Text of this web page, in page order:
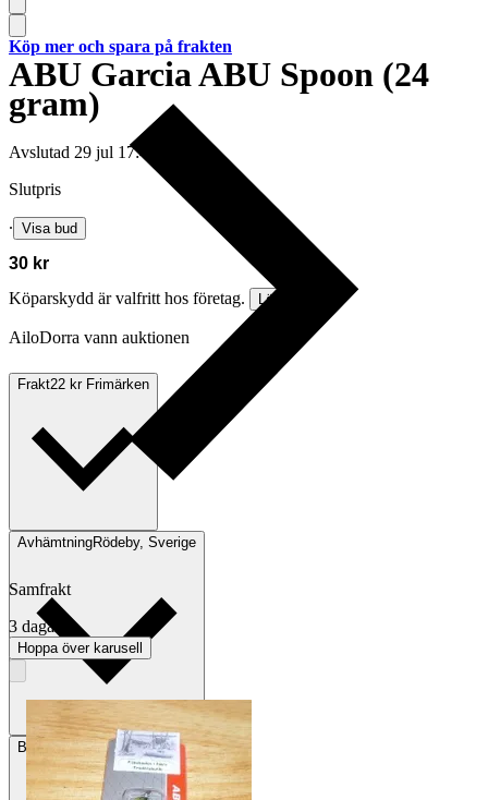
ABU Garcia ABU Spoon (24
gram)
Avslutad 29 jul 17:43
Slutpris
∙ Visa bud
30 kr
Köparskydd är valfritt hos företag.
Läs mer
AiloDorra vann auktionen
Frakt22 kr Frimärken
AvhämtningRödeby, Sverige
BetalningVia Tradera
Köp mer och spara på frakten
Samfrakt
3 dagar
Hoppa över karusell